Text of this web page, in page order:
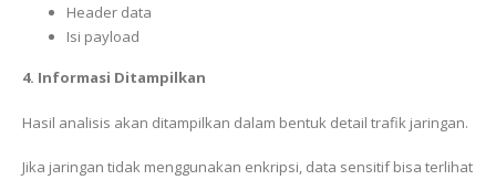
Header data
Isi payload
4. Informasi Ditampilkan
Hasil analisis akan ditampilkan dalam bentuk detail trafik jaringan.
Jika jaringan tidak menggunakan enkripsi, data sensitif bisa terlihat